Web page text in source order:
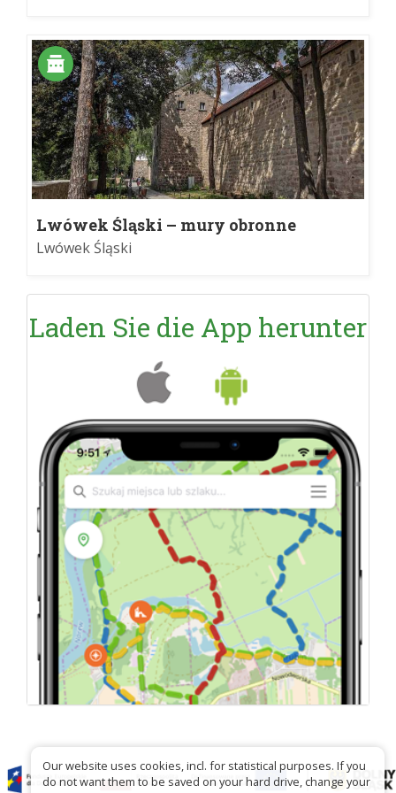
Lwówek Śląski – mury obronne
Lwówek Śląski
Laden Sie die App herunter
Our website uses cookies, incl. for statistical purposes. If you
do not want them to be saved on your hard drive, change your